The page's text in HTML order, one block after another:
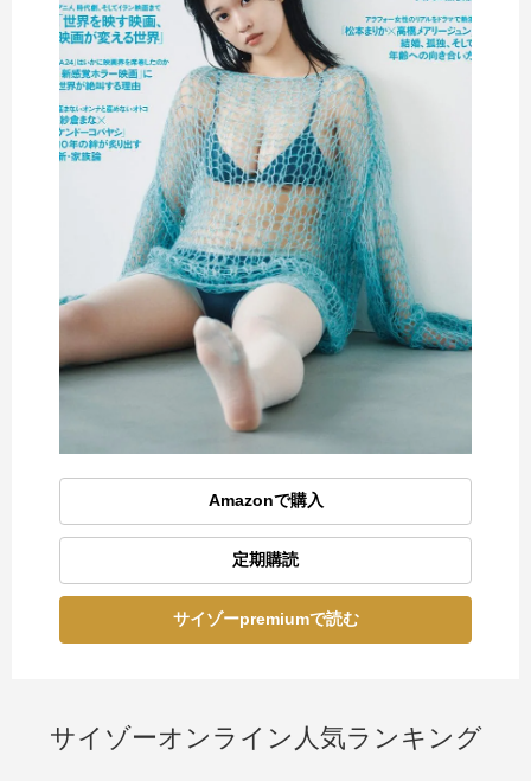
Amazonで購入
定期購読
サイゾーpremiumで読む
サイゾーオンライン人気ランキング